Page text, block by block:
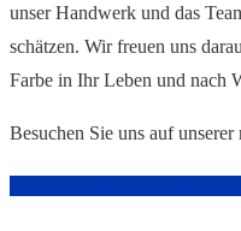
unser Handwerk und das
schätzen. Wir freuen uns
Farbe in Ihr Leben und nach
Besuchen Sie uns auf unserer